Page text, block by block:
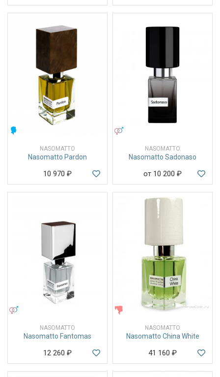
NASOMATTO
Nasomatto Pardon
10 970 ₽
NASOMATTO
Nasomatto Sadonaso
от 10 200 ₽
NASOMATTO
Nasomatto Fantomas
12 260 ₽
ЖЕНСКИЕ
NASOMATTO
Nasomatto China White
41 160 ₽